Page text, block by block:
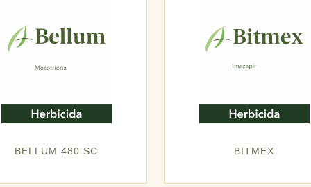
BELLUM 480 SC BITMEX